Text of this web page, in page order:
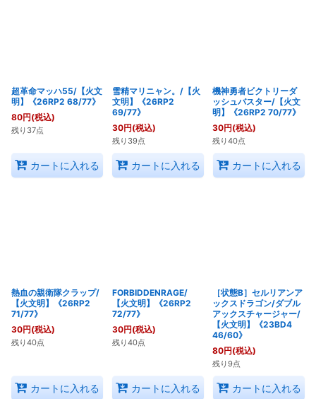
超革命マッハ55/【火文
明】《26RP2 68/77》
80円(税込)
残り37点
カートに入れる
雪精マリニャン。/【火
文明】《26RP2
69/77》
30円(税込)
残り39点
カートに入れる
機神勇者ビクトリーダ
ッシュバスター/【火文
明】《26RP2 70/77》
30円(税込)
残り40点
カートに入れる
熱血の親衛隊クラップ/
【火文明】《26RP2
71/77》
30円(税込)
残り40点
カートに入れる
FORBIDDENRAGE/
【火文明】《26RP2
72/77》
30円(税込)
残り40点
カートに入れる
［状態B］セルリアンア
ックスドラゴン/ダブル
アックスチャージャー/
【火文明】《23BD4
46/60》
80円(税込)
残り9点
カートに入れる